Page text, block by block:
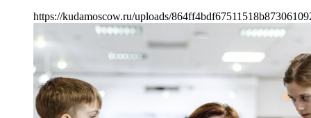
https://kudamoscow.ru/uploads/